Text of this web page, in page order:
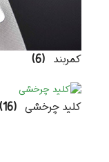
کمربند (6)
کلید چرخشی (16)